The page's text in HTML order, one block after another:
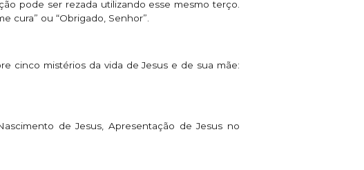
pode ser rezada utilizando esse mesmo terço.
cura” ou “Obrigado, Senhor”.
cinco mistérios da vida de Jesus e de sua mãe:
de Jesus, Apresentação de Jesus no